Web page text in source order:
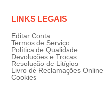
LINKS LEGAIS
Editar Conta
Termos de Serviço
Política de Qualidade
Devoluções e Trocas
Resolução de Litígios
Livro de Reclamações Online
Cookies